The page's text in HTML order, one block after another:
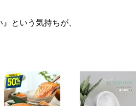
という気持ちが、